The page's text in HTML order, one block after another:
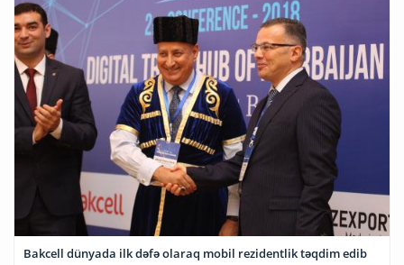
Bakcell dünyada ilk dəfə olaraq mobil rezidentlik təqdim edib